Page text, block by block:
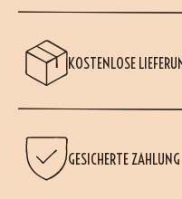
KOSTENLOSE
GESICHERTE